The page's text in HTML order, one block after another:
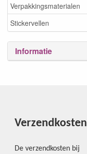
Verpakkingsmaterialen
Stickervellen
Informatie
Verzendkosten
De verzendkosten bij